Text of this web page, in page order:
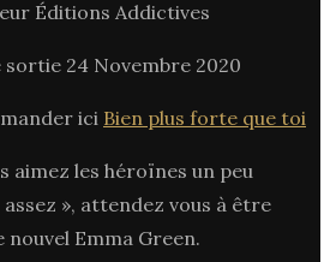
Éditions Addictives
sortie 24 Novembre 2020
ici Bien plus forte que toi
aimez les héroïnes un peu
», attendez vous à être
nouvel Emma Green.